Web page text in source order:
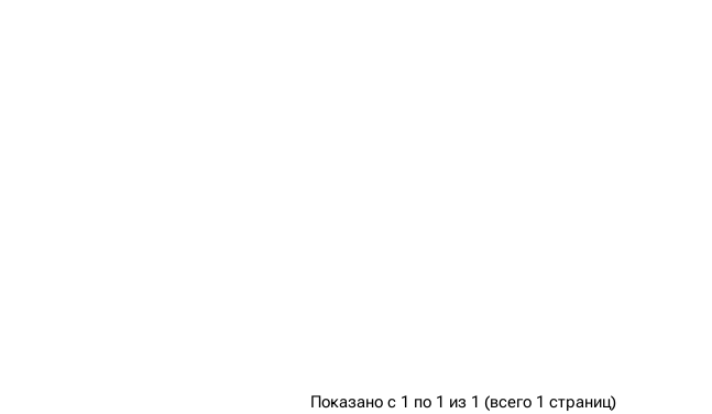
Показано с 1 по 1 из 1 (всего 1 страниц)